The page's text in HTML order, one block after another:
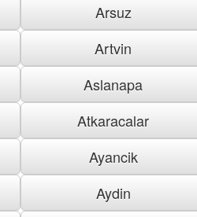
Arsuz
Artvin
Aslanapa
Atkaracalar
Ayancik
Aydin